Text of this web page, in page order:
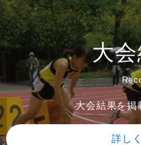
アップしました。
は日程調整の結果、
たため、中止とさせ
2025/11/6 第3回記
ました。
2025/10/23 第３回
大
大会結果を掲
詳し